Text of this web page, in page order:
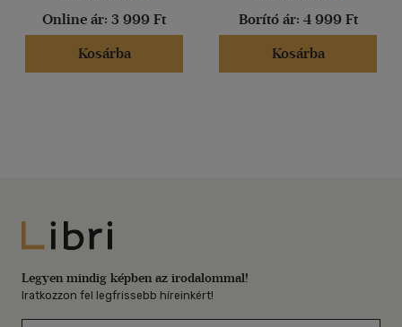
Online ár: 3 999 Ft
Kosárba
Borító ár: 4 999 Ft
Kosárba
Libri
Legyen mindig képben az irodalommal!
Iratkozzon fel legfrissebb híreinkért!